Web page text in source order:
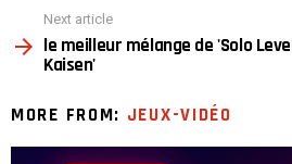
Next article
le meilleur mélange de 'Solo
Kaisen'
MORE FROM: JEUX-VIDÉO